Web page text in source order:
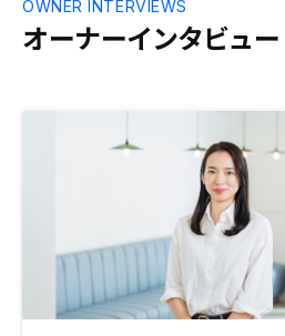
オーナーインタビュー
OWNER INTERVIEWS